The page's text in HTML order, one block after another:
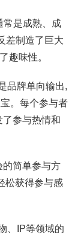
常是成熟、成
差制造了巨大
趣味性。
品牌单向输出,
。每个参与者
了参与热情和
的简单参与方
松获得参与感
、IP等领域的